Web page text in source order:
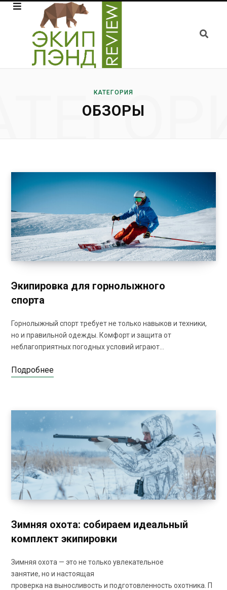
КАТЕГОРИЯ
ОБЗОРЫ
Экипировка для горнолыжного
спорта
Горнолыжный спорт требует не только навыков и техники,
но и правильной одежды. Комфорт и защита от
неблагоприятных погодных условий играют…
Подробнее
Зимняя охота: собираем идеальный
комплект экипировки
Зимняя охота — это не только увлекательное
занятие, но и настоящая
проверка на выносливость и подготовленность охотника. П